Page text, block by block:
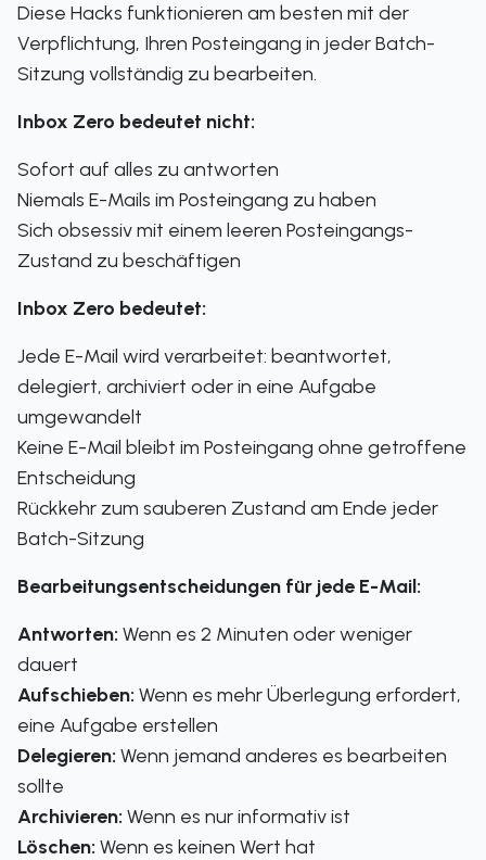
Diese Hacks funktionieren am besten mit der
Verpflichtung, Ihren Posteingang in jeder Batch-
Sitzung vollständig zu bearbeiten.
Inbox Zero bedeutet nicht:
Sofort auf alles zu antworten
Niemals E-Mails im Posteingang zu haben
Sich obsessiv mit einem leeren Posteingangs-
Zustand zu beschäftigen
Inbox Zero bedeutet:
Jede E-Mail wird verarbeitet: beantwortet,
delegiert, archiviert oder in eine Aufgabe
umgewandelt
Keine E-Mail bleibt im Posteingang ohne getroffene
Entscheidung
Rückkehr zum sauberen Zustand am Ende jeder
Batch-Sitzung
Bearbeitungsentscheidungen für jede E-Mail:
Antworten: Wenn es 2 Minuten oder weniger
dauert
Aufschieben: Wenn es mehr Überlegung erfordert,
eine Aufgabe erstellen
Delegieren: Wenn jemand anderes es bearbeiten
sollte
Archivieren: Wenn es nur informativ ist
Löschen: Wenn es keinen Wert hat